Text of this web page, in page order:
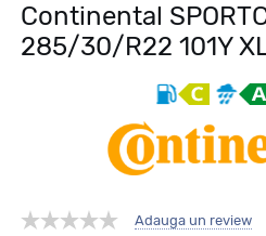
Continental
285/30/R22 101Y
Adauga un review